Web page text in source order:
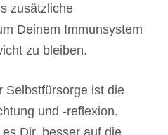
zusätzliche
Deinem Immunsystem
zu bleiben.
Selbstfürsorge ist die
und -reflexion.
Dir, besser auf die